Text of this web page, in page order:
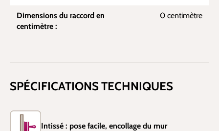
Dimensions du raccord en
centimètre :
0 centimètre
SPÉCIFICATIONS TECHNIQUES
Intissé : pose facile, encollage du mur